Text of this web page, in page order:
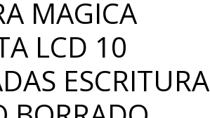
MAGICA
LCD 10
ESCRITURA